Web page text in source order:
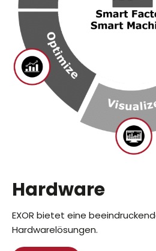
Hardware
EXOR bietet eine
Hardwarelösungen.